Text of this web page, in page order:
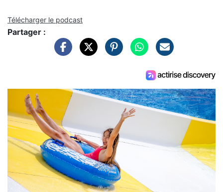
Télécharger le podcast
Partager :